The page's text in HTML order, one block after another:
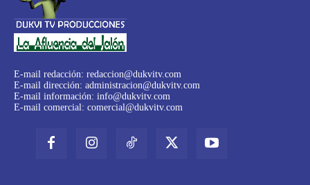
E-mail redacción: redaccion@dukvitv.com
E-mail dirección: administracion@dukvitv.com
E-mail información: info@dukvitv.com
E-mail comercial: comercial@dukvitv.com